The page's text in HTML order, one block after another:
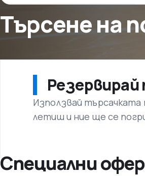
Търсене на
Използвай търсачката
летиш и ние ще се
Специални